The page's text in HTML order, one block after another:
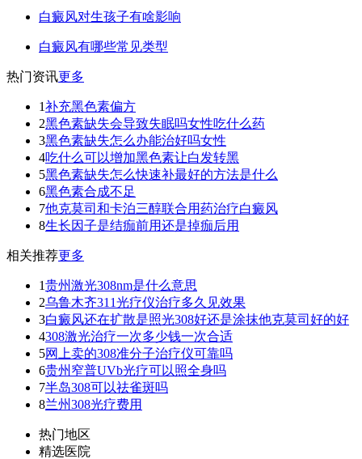
白癜风对生孩子有啥影响
白癜风有哪些常见类型
热门资讯更多
1补充黑色素偏方
2黑色素缺失会导致失眠吗女性吃什么药
3黑色素缺失怎么办能治好吗女性
4吃什么可以增加黑色素让白发转黑
5黑色素缺失怎么快速补最好的方法是什么
6黑色素合成不足
7他克莫司和卡泊三醇联合用药治疗白癜风
8生长因子是结痂前用还是掉痂后用
相关推荐更多
1贵州激光308nm是什么意思
2乌鲁木齐311光疗仪治疗多久见效果
3白癜风还在扩散是照光308好还是涂抹他克莫司好的好
4308激光治疗一次多少钱一次合适
5网上卖的308准分子治疗仪可靠吗
6贵州窄普UVb光疗可以照全身吗
7半岛308可以祛雀斑吗
8兰州308光疗费用
热门地区
精选医院